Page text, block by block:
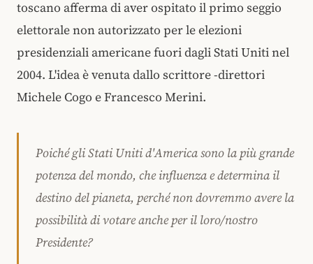
toscano afferma di aver ospitato il primo seggio
elettorale non autorizzato per le elezioni
presidenziali americane fuori dagli Stati Uniti nel
2004. L'idea è venuta dallo scrittore -direttori
Michele Cogo e Francesco Merini.
Poiché gli Stati Uniti d'America sono la più grande
potenza del mondo, che influenza e determina il
destino del pianeta, perché non dovremmo avere la
possibilità di votare anche per il loro/nostro
Presidente?